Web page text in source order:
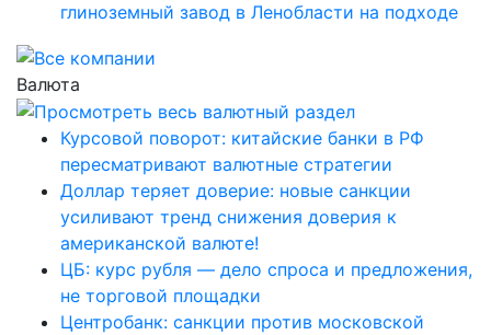
глиноземный завод в Ленобласти на подходе
Валюта
Курсовой поворот: китайские банки в РФ
пересматривают валютные стратегии
Доллар теряет доверие: новые санкции
усиливают тренд снижения доверия к
американской валюте!
ЦБ: курс рубля — дело спроса и предложения,
не торговой площадки
Центробанк: санкции против московской